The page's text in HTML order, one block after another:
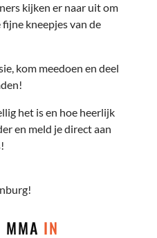
kijken er naar uit om
kneepjes van de
kom meedoen en deel
het is en hoe heerlijk
en meld je direct aan
MMA IN